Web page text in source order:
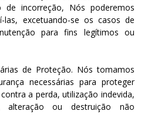
incorreção, Nós poderemos
las, excetuando-se os casos de
para fins legítimos ou
de Proteção. Nós tomamos
necessárias para proteger
a perda, utilização indevida,
alteração ou destruição não